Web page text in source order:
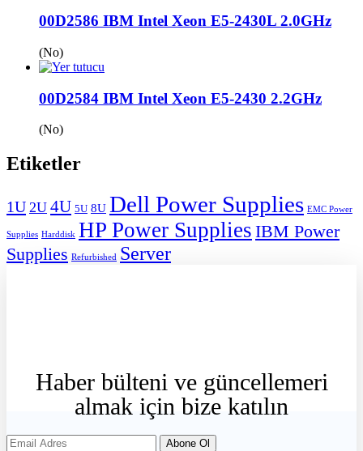
00D2586 IBM Intel Xeon E5-2430L 2.0GHz
(No)
00D2584 IBM Intel Xeon E5-2430 2.2GHz
(No)
Etiketler
1U 2U 4U 5U 8U Dell Power Supplies EMC Power
Supplies Harddisk HP Power Supplies IBM Power
Supplies Refurbished Server
Haber bülteni ve güncellemeri
almak için bize katılın
Abone Ol